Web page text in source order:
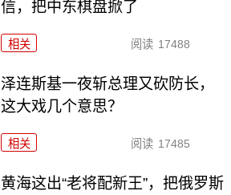
信，把中东棋盘掀了
相关 阅读 17488
泽连斯基一夜斩总理又砍防长，
这大戏几个意思？
相关 阅读 17485
黄海这出“老将配新王”，把俄罗斯